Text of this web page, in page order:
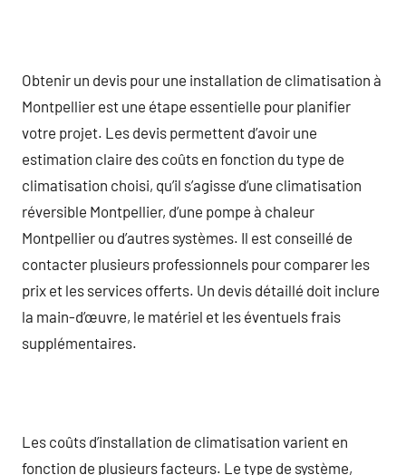
Obtenir un devis pour une installation de climatisation à
Montpellier est une étape essentielle pour planifier
votre projet. Les devis permettent d’avoir une
estimation claire des coûts en fonction du type de
climatisation choisi, qu’il s’agisse d’une climatisation
réversible Montpellier, d’une pompe à chaleur
Montpellier ou d’autres systèmes. Il est conseillé de
contacter plusieurs professionnels pour comparer les
prix et les services offerts. Un devis détaillé doit inclure
la main-d’œuvre, le matériel et les éventuels frais
supplémentaires.
Les coûts d’installation de climatisation varient en
fonction de plusieurs facteurs. Le type de système,